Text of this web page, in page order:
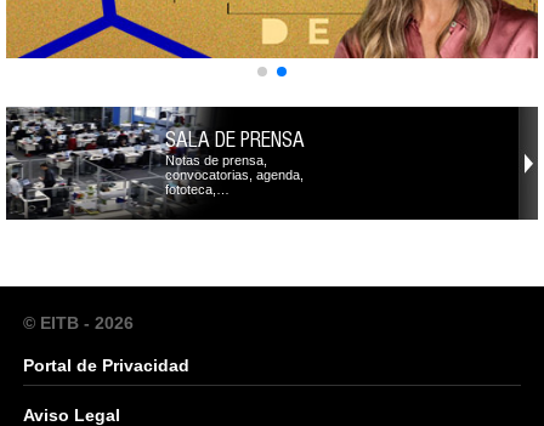
SALA DE PRENSA
Notas de prensa,
convocatorias, agenda,
fototeca,…
© EITB - 2026
Portal de Privacidad
Aviso Legal